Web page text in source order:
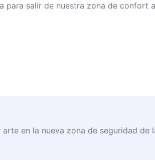
para salir de nuestra zona de confort a
en la nueva zona de seguridad de